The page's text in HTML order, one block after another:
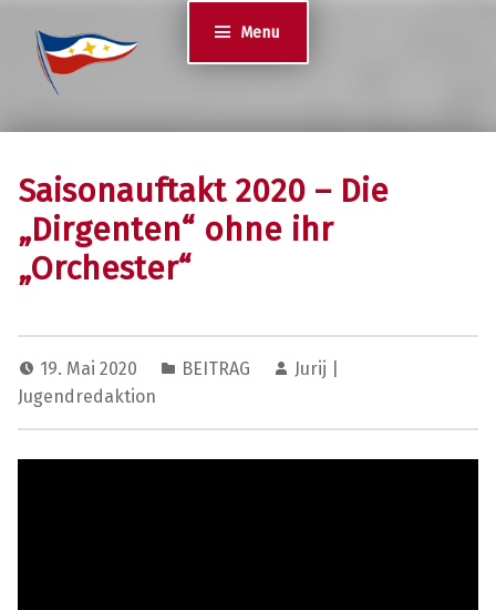
Menu
Saisonauftakt 2020 – Die
„Dirgenten“ ohne ihr
„Orchester“
19. Mai 2020 BEITRAG
Jurij |
Jugendredaktion